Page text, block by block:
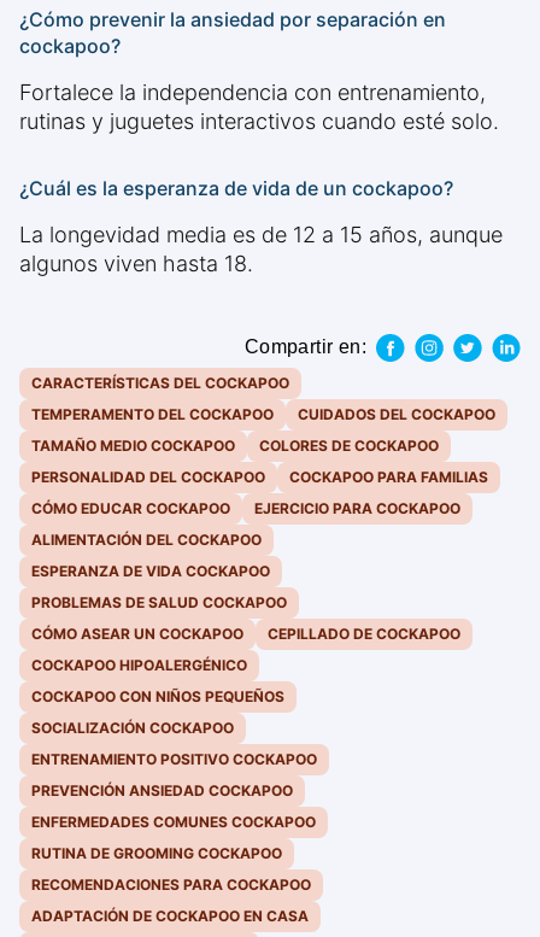
¿Cómo prevenir la ansiedad por separación en
cockapoo?
Fortalece la independencia con entrenamiento,
rutinas y juguetes interactivos cuando esté solo.
¿Cuál es la esperanza de vida de un cockapoo?
La longevidad media es de 12 a 15 años, aunque
algunos viven hasta 18.
Compartir en:
CARACTERÍSTICAS DEL COCKAPOO
TEMPERAMENTO DEL COCKAPOO
CUIDADOS DEL COCKAPOO
TAMAÑO MEDIO COCKAPOO
COLORES DE COCKAPOO
PERSONALIDAD DEL COCKAPOO
COCKAPOO PARA FAMILIAS
CÓMO EDUCAR COCKAPOO
EJERCICIO PARA COCKAPOO
ALIMENTACIÓN DEL COCKAPOO
ESPERANZA DE VIDA COCKAPOO
PROBLEMAS DE SALUD COCKAPOO
CÓMO ASEAR UN COCKAPOO
CEPILLADO DE COCKAPOO
COCKAPOO HIPOALERGÉNICO
COCKAPOO CON NIÑOS PEQUEÑOS
SOCIALIZACIÓN COCKAPOO
ENTRENAMIENTO POSITIVO COCKAPOO
PREVENCIÓN ANSIEDAD COCKAPOO
ENFERMEDADES COMUNES COCKAPOO
RUTINA DE GROOMING COCKAPOO
RECOMENDACIONES PARA COCKAPOO
ADAPTACIÓN DE COCKAPOO EN CASA